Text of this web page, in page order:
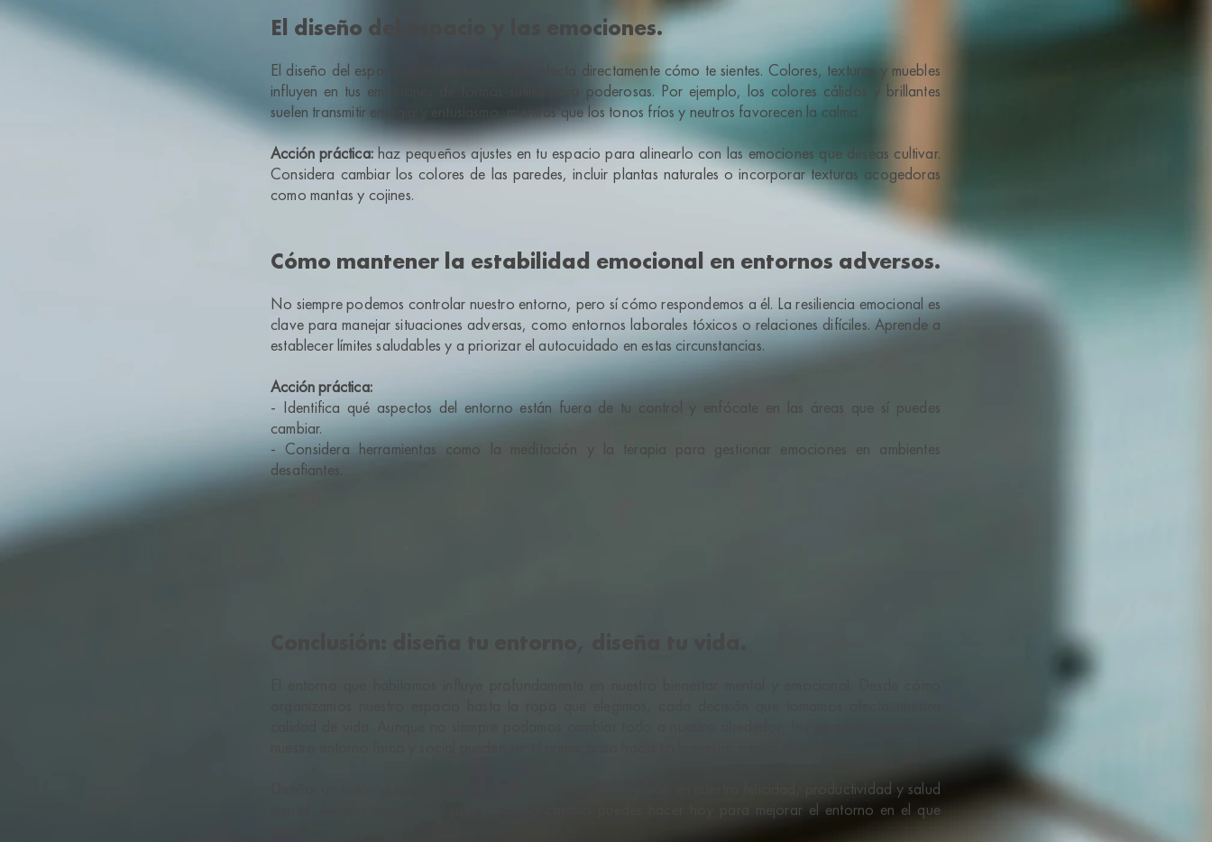
El diseño del espacio y las emociones.
El diseño del espacio que habitas también afecta directamente cómo te sientes. Colores, texturas y muebles
influyen en tus emociones de formas sutiles pero poderosas. Por ejemplo, los colores cálidos y brillantes
suelen transmitir energía y entusiasmo, mientras que los tonos fríos y neutros favorecen la calma.
Acción práctica:haz pequeños ajustes en tu espacio para alinearlo con las emociones que deseas cultivar.
Considera cambiar los colores de las paredes, incluir plantas naturales o incorporar texturas acogedoras
como mantas y cojines.
Cómo mantener la estabilidad emocional en entornos adversos.
No siempre podemos controlar nuestro entorno, pero sí cómo respondemos a él. La resiliencia emocional es
clave para manejar situaciones adversas, como entornos laborales tóxicos o relaciones difíciles. Aprende a
establecer límites saludables y a priorizar el autocuidado en estas circunstancias.
Acción práctica:
- Identifica qué aspectos del entorno están fuera de tu control y enfócate en las áreas que sí puedes
cambiar.
- Considera herramientas como la meditación y la terapia para gestionar emociones en ambientes
desafiantes.
Diseñar un entorno que trabaje a nuestro favor es una inversión en nuestra felicidad, productividad y salud
mental. Así que pregúntate: ¿qué pequeño cambio puedes hacer hoy para mejorar el entorno en el que